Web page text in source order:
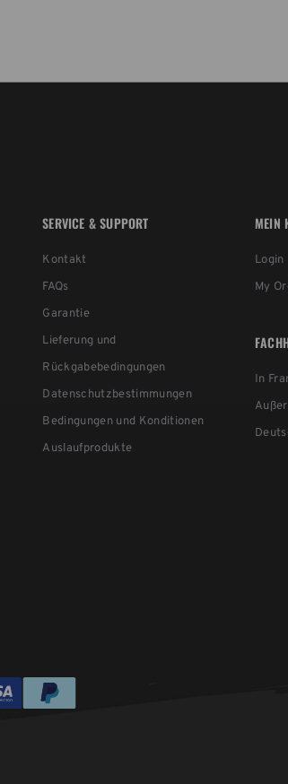
SERVICE & SUPPORT
Kontakt
FAQs
Garantie
Lieferung und
Rückgabebedingungen
Datenschutzbestimmungen
Bedingungen und Konditionen
Auslaufprodukte
MEIN
Login
My
In